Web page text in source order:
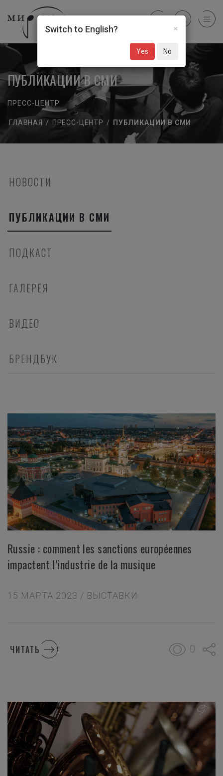
ПУБЛИКАЦИИ В СМИ
ПРЕСС-ЦЕНТР
ГЛАВНАЯ / ПРЕСС-ЦЕНТР / ПУБЛИКАЦИИ В СМИ
НОВОСТИ
ПУБЛИКАЦИИ В СМИ
ПОДКАСТ
ГАЛЕРЕЯ
ВИДЕО
БРЕНДБУК
Russie : comment les sanctions européennes
impactent l’industrie de la musique
15 МАРТА 2023 / ВЫСТАВКИ
ЧИТАТЬ 0
×
Switch to English?
Yes No